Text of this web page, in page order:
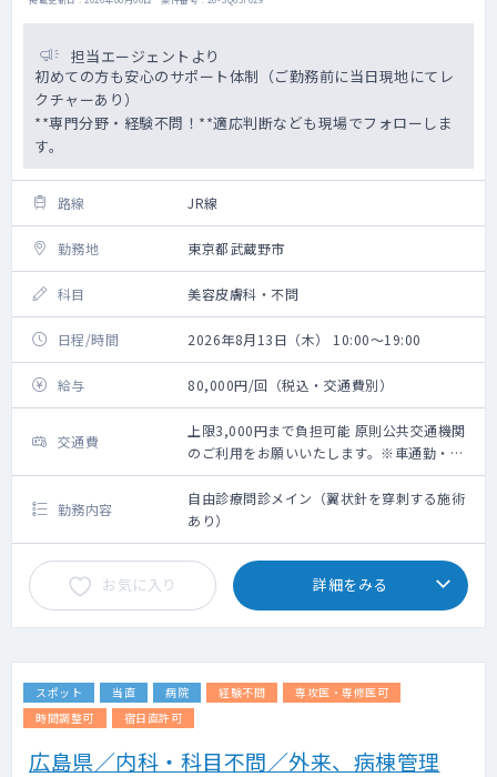
担当エージェントより
初めての方も安心のサポート体制（ご勤務前に当日現地にてレ
クチャーあり）
**専門分野・経験不問！**適応判断なども現場でフォローしま
す。
路線 JR線
勤務地 東京都武蔵野市
科目 美容皮膚科・不問
日程/時間 2026年8月13日（木） 10:00～19:00
給与 80,000円/回（税込・交通費別）
交通費
上限3,000円まで負担可能 原則公共交通機関
のご利用をお願いいたします。※車通勤・タ
クシー利用要相談
勤務内容
自由診療問診メイン（翼状針を穿刺する施術
あり）
お気に入り 詳細をみる
スポット 当直 病院 経験不問
専攻医・専修医可
時間調整可
宿日直許可
広島県／内科・科目不問／外来、病棟管理